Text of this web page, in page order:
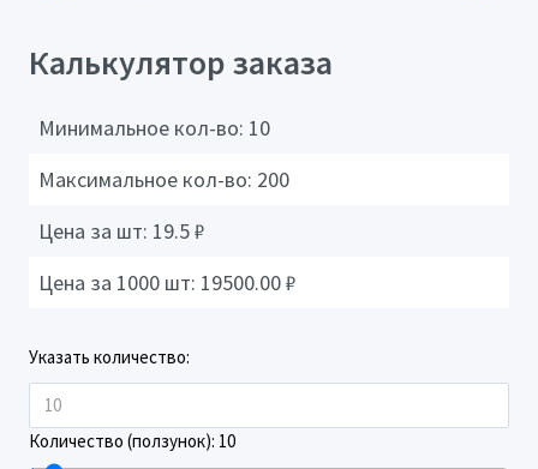
Калькулятор заказа
Минимальное кол-во: 10
Максимальное кол-во: 200
Цена за шт: 19.5₽
Цена за 1000 шт: 19500.00₽
Указать количество:
Количество (ползунок): 10